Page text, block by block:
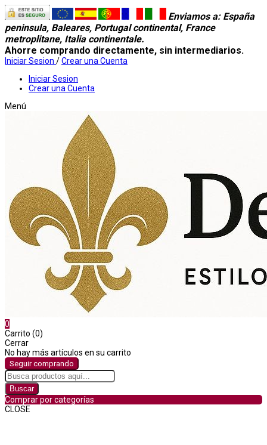
Enviamos a: España
peninsula, Baleares, Portugal continental, France
metroplitane, Italia continentale.
Ahorre comprando directamente, sin intermediarios.
Iniciar Sesion /Crear una Cuenta
Iniciar Sesion
Crear una Cuenta
Menú
0
Carrito (0)
Cerrar
No hay más artículos en su carrito
Seguir comprando
Buscar
Comprar por categorías
CLOSE